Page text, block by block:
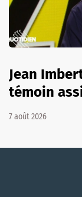
Jean
témoin
7 août 2026